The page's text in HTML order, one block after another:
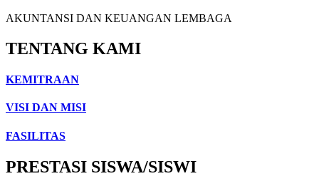
AKUNTANSI DAN KEUANGAN LEMBAGA
TENTANG KAMI
KEMITRAAN
VISI DAN MISI
FASILITAS
PRESTASI SISWA/SISWI